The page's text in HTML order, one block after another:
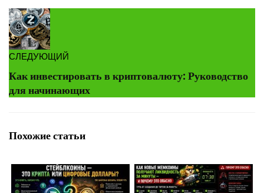
СЛЕДУЮЩИЙ
Как инвестировать в криптовалюту: Руководство
для начинающих
Похожие статьи